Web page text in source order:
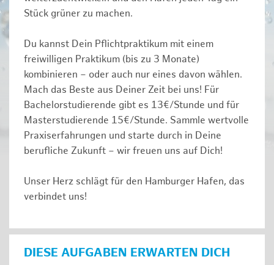
Stück grüner zu machen.
Du kannst Dein Pflichtpraktikum mit einem
freiwilligen Praktikum (bis zu 3 Monate)
kombinieren – oder auch nur eines davon wählen.
Mach das Beste aus Deiner Zeit bei uns! Für
Bachelorstudierende gibt es 13€/Stunde und für
Masterstudierende 15€/Stunde. Sammle wertvolle
Praxiserfahrungen und starte durch in Deine
berufliche Zukunft – wir freuen uns auf Dich!
Unser Herz schlägt für den Hamburger Hafen, das
verbindet uns!
DIESE AUFGABEN ERWARTEN DICH